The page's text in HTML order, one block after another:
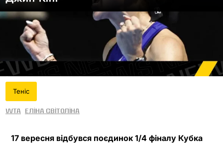
Теніс
WTA Еліна Світоліна
17 вересня відбувся поєдинок 1/4 фіналу Кубка